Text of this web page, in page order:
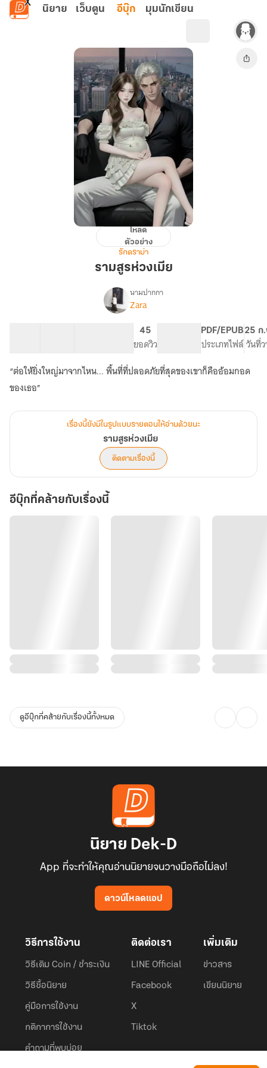
ข้ามไปยังเนื้อหาหลัก
นิยาย เว็บตูน อีบุ๊ก มุมนักเขียน
รามสูร
โหลด
ตัวอย่าง
รักดราม่า
รามสูรห่วงเมีย
เรื่อง
ห่วง
เมีย
นามปากกา
Zara
45
ยอดวิว
PDF/EPUB
ประเภทไฟล์
25 ก
วันที่
“ต่อให้ยิ่งใหญ่มาจากไหน... พื้นที่ที่ปลอดภัยที่สุดของเขาก็คืออ้อมกอด
ของเธอ”
เรื่องนี้ยังมีในรูปแบบรายตอนให้อ่านด้วยนะ
รามสูรห่วงเมีย
ติดตามเรื่องนี้
อีบุ๊กที่คล้ายกับเรื่องนี้
ดูอีบุ๊กที่คล้ายกับเรื่องนี้ทั้งหมด
นิยาย Dek-D
App ที่จะทำให้คุณอ่านนิยายจนวางมือถือไม่ลง!
ดาวน์โหลดแอป
วิธีการใช้งาน
วิธีเติม Coin / ชำระเงิน
วิธีซื้อนิยาย
คู่มือการใช้งาน
กติกาการใช้งาน
คำถามที่พบบ่อย
ติดต่อเรา
LINE Official
Facebook
X
Tiktok
เพิ่มเติม
ข่าวสาร
เขียนนิยาย